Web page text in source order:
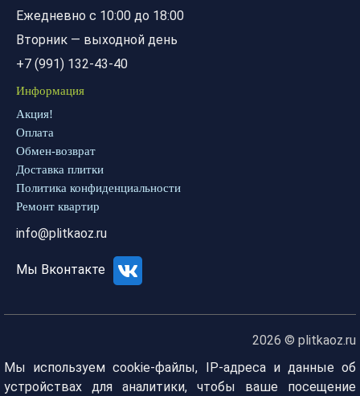
Ежедневно с 10:00 до 18:00
Вторник — выходной день
+7 (991) 132-43-40
Информация
Акция!
Оплата
Обмен-возврат
Доставка плитки
Политика конфиденциальности
Ремонт квартир
info@plitkaoz.ru
Мы Вконтакте
2026 © plitkaoz.ru
Мы используем cookie-файлы, IP-адреса и данные об
устройствах для аналитики, чтобы ваше посещение